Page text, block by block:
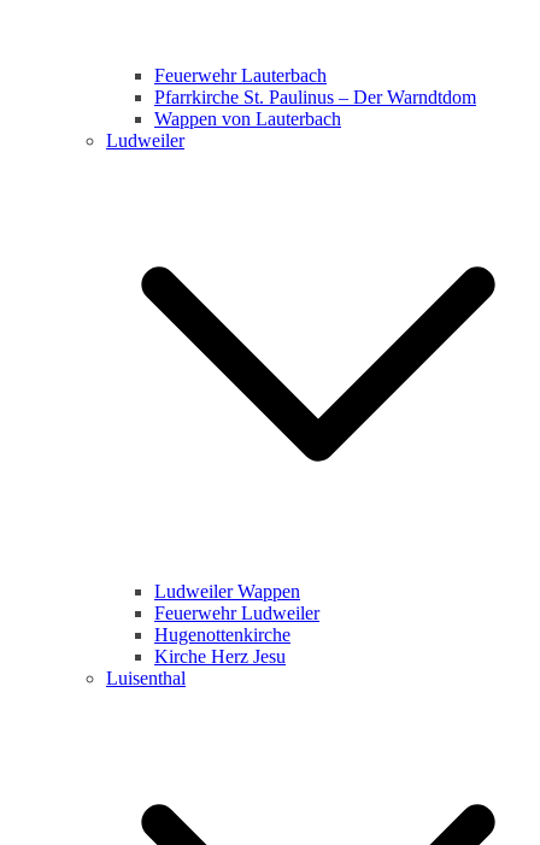
Feuerwehr Lauterbach
Pfarrkirche St. Paulinus – Der Warndtdom
Wappen von Lauterbach
Ludweiler
Ludweiler Wappen
Feuerwehr Ludweiler
Hugenottenkirche
Kirche Herz Jesu
Luisenthal